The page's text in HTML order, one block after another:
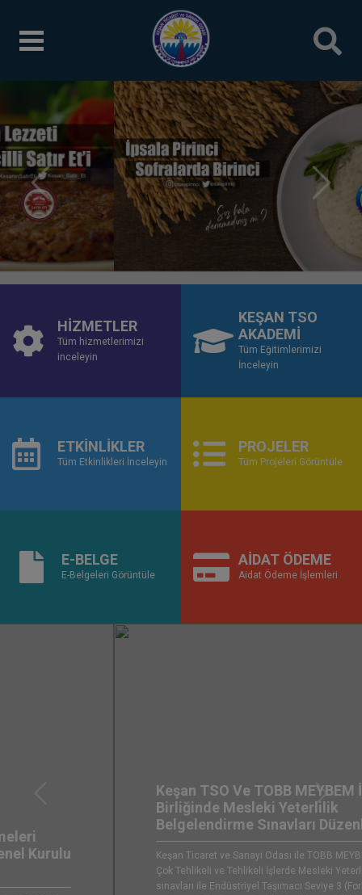
Önceki Sonraki
HİZMETLER
Tüm hizmetlerimizi
inceleyin
KEŞAN TSO
AKADEMİ
Tüm Eğitimlerimizi
İnceleyin
ETKİNLİKLER
Tüm Etkinlikleri İnceleyin
PROJELER
Tüm Projeleri Görüntüle
E-BELGE
E-Belgeleri Görüntüle
AİDAT ÖDEME
Aidat Ödeme İşlemleri
Keşan TSO Ve TOBB MEYBEM İş
Birliğinde Mesleki Yeterlilik
Belgelendirme Sınavları Düzenlenecek
Keşan Ticaret ve Sanayi Odası ile TOBB MEYBEM iş birliğinde,
Çok Tehlikeli ve Tehlikeli İşlerde Mesleki Yeterlilik Belgesi
sınavları ile Endüstriyel Taşımacı Seviye 3 (Forklift Operatörü)
Sonraki